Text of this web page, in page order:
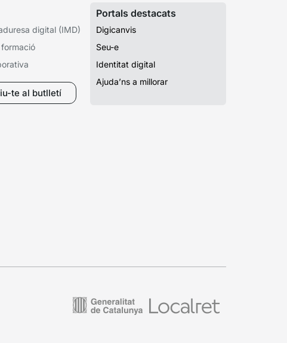
digital (IMD)
te al butlletí
Portals destacats
Digicanvis
Seu-e
Identitat digital
Ajuda’ns a millorar